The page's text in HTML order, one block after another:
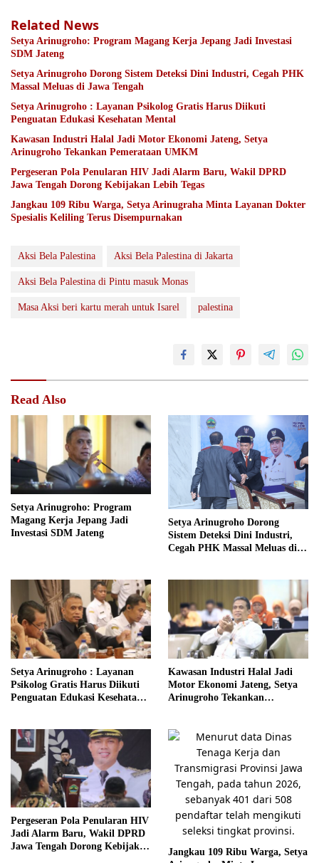
Related News
Setya Arinugroho: Program Magang Kerja Jepang Jadi Investasi
SDM Jateng
Setya Arinugroho Dorong Sistem Deteksi Dini Industri, Cegah PHK
Massal Meluas di Jawa Tengah
Setya Arinugroho : Layanan Psikolog Gratis Harus Diikuti
Penguatan Edukasi Kesehatan Mental
Kawasan Industri Halal Jadi Motor Ekonomi Jateng, Setya
Arinugroho Tekankan Pemerataan UMKM
Pergeseran Pola Penularan HIV Jadi Alarm Baru, Wakil DPRD
Jawa Tengah Dorong Kebijakan Lebih Tegas
Jangkau 109 Ribu Warga, Setya Arinugraha Minta Layanan Dokter
Spesialis Keliling Terus Disempurnakan
Aksi Bela Palestina Aksi Bela Palestina di Jakarta
Aksi Bela Palestina di Pintu masuk Monas
Masa Aksi beri kartu merah untuk Isarel palestina
Read Also
Setya Arinugroho: Program
Magang Kerja Jepang Jadi
Investasi SDM Jateng
Setya Arinugroho Dorong
Sistem Deteksi Dini Industri,
Cegah PHK Massal Meluas di
Setya Arinugroho : Layanan
Psikolog Gratis Harus Diikuti
Penguatan Edukasi Kesehatan
Kawasan Industri Halal Jadi
Motor Ekonomi Jateng, Setya
Arinugroho Tekankan
Pergeseran Pola Penularan HIV
Jadi Alarm Baru, Wakil DPRD
Jawa Tengah Dorong Kebijakan
Jangkau 109 Ribu Warga, Setya